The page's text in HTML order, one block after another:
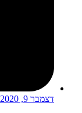
דצמבר 9, 2020